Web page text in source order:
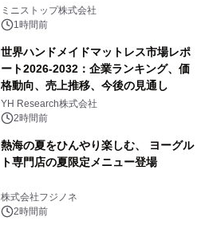
ミニストップ株式会社
1時間前
世界ハンドメイドマットレス市場レポ
ート2026-2032：企業ランキング、価
格動向、売上推移、今後の見通し
YH Research株式会社
2時間前
熱海の夏をひんやり楽しむ、 ヨーグル
ト専門店の夏限定メニュー登場
株式会社フジノネ
2時間前